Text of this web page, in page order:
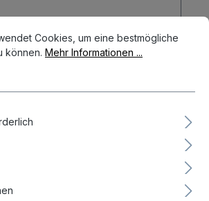
Cookies, um eine bestmögliche
Cookies, um eine bestmögliche
können. Mehr Informationen ...